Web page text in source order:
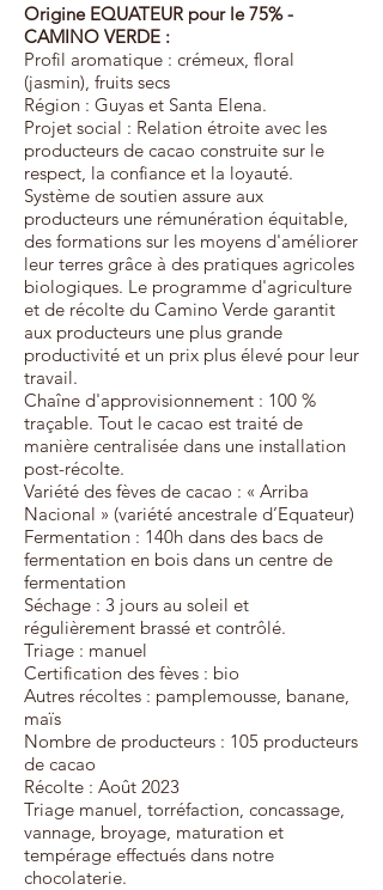
Origine EQUATEUR pour le 75% -
CAMINO VERDE :
Profil aromatique : crémeux, floral
(jasmin), fruits secs
Région : Guyas et Santa Elena.
Projet social : Relation étroite avec les
producteurs de cacao construite sur le
respect, la confiance et la loyauté.
Système de soutien assure aux
producteurs une rémunération équitable,
des formations sur les moyens d'améliorer
leur terres grâce à des pratiques agricoles
biologiques. Le programme d'agriculture
et de récolte du Camino Verde garantit
aux producteurs une plus grande
productivité et un prix plus élevé pour leur
travail.
Chaîne d'approvisionnement : 100 %
traçable. Tout le cacao est traité de
manière centralisée dans une installation
post-récolte.
Variété des fèves de cacao : « Arriba
Nacional » (variété ancestrale d’Equateur)
Fermentation : 140h dans des bacs de
fermentation en bois dans un centre de
fermentation
Séchage : 3 jours au soleil et
régulièrement brassé et contrôlé.
Triage : manuel
Certification des fèves : bio
Autres récoltes : pamplemousse, banane,
maïs
Nombre de producteurs : 105 producteurs
de cacao
Récolte : Août 2023
Triage manuel, torréfaction, concassage,
vannage, broyage, maturation et
tempérage effectués dans notre
chocolaterie.